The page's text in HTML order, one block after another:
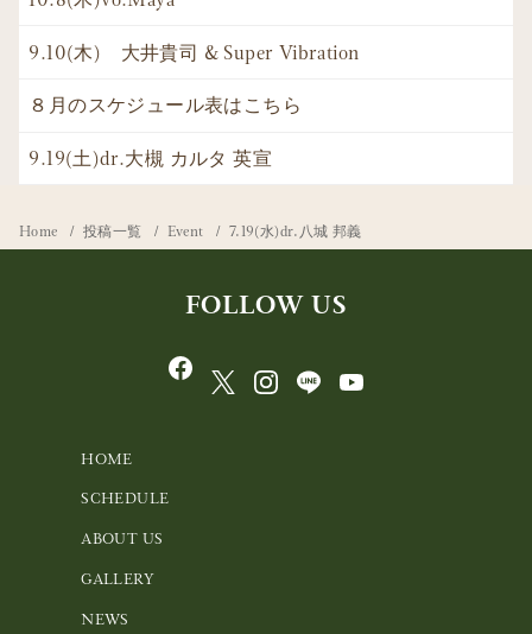
9.10(木) 大井貴司 & Super Vibration
８月のスケジュール表はこちら
9.19(土)dr.大槻 カルタ 英宣
Home 投稿一覧 Event 7.19(水)dr.八城 邦義
FOLLOW US
HOME
SCHEDULE
ABOUT US
GALLERY
NEWS